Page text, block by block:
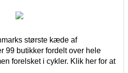
største kæde af
99 butikker fordelt over hele
forelsket i cykler. Klik her for at